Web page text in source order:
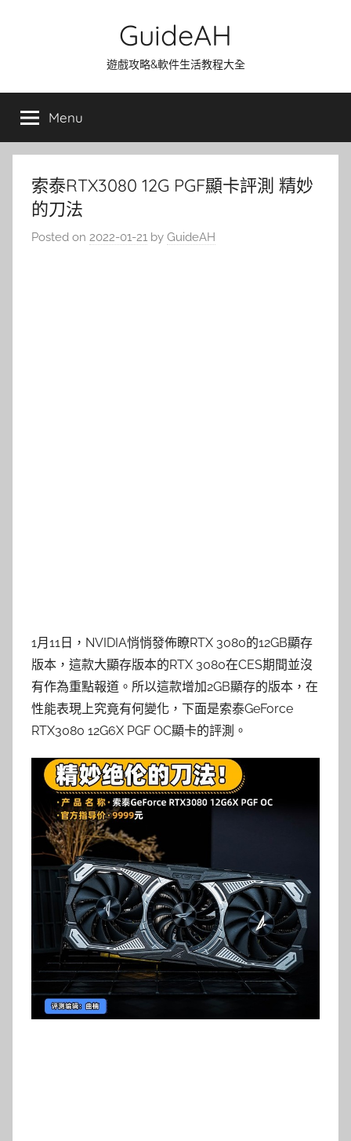
GuideAH
遊戲攻略&軟件生活教程大全
Menu
索泰RTX3080 12G PGF顯卡評測 精妙
的刀法
Posted on 2022-01-21 by GuideAH
1月11日，NVIDIA悄悄發佈瞭RTX 3080的12GB顯存
版本，這款大顯存版本的RTX 3080在CES期間並沒
有作為重點報道。所以這款增加2GB顯存的版本，在
性能表現上究竟有何變化，下面是索泰GeForce
RTX3080 12G6X PGF OC顯卡的評測。